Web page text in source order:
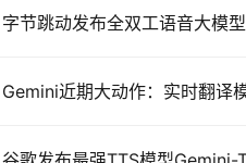
字节跳动发布全双工语音大模
Gemini近期大动作：实时翻译